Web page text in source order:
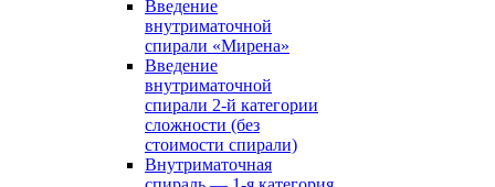
Введение
внутриматочной
спирали «Мирена»
Введение
внутриматочной
спирали 2-й категории
сложности (без
стоимости спирали)
Внутриматочная